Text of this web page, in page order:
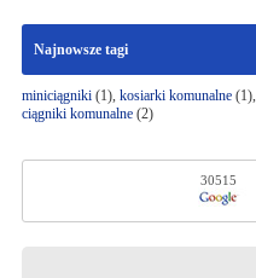
Najnowsze tagi
miniciągniki(1), kosiarki komunalne(1),
ciągniki komunalne(2)
30515